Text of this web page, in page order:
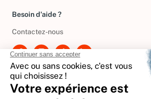
Besoin d'aide ?
Contactez-nous
International
🇪🇸 Espagne